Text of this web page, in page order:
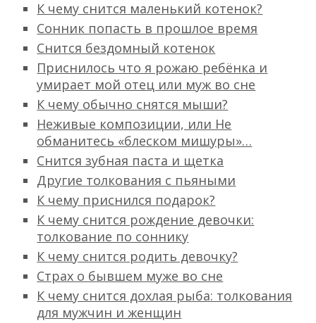
К чему снится маленький котенок?
Сонник попасть в прошлое время
Снится бездомный котенок
Приснилось что я рожаю ребёнка и
умирает мой отец или муж во сне
К чему обычно снятся мыши?
Неживые композиции, или Не
обманитесь «блеском мишуры»…
Снится зубная паста и щетка
Другие толкования с пьяными
К чему приснился подарок?
К чему снится рождение девочки:
толкование по соннику
К чему снится родить девочку?
Страх о бывшем муже во сне
К чему снится дохлая рыба: толкования
для мужчин и женщин